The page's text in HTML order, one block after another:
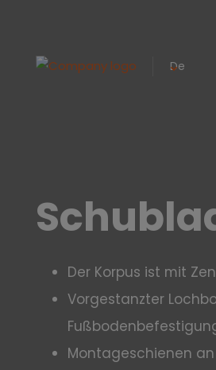
De
Der Korpus ist mit
Vorgestanzter
Montageschienen